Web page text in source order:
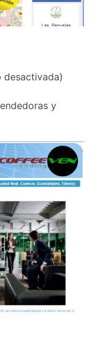
desactivada)
y